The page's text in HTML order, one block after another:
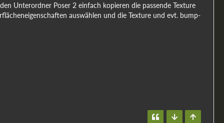
Unterordner Poser 2 einfach kopieren die passende Texture
auswählen und die Texture und evt. bump-